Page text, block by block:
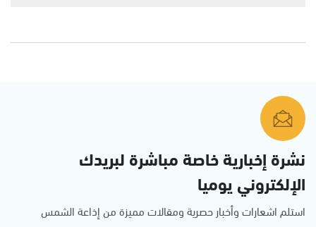
نشرة إخبارية خاصة مباشرة لبريدك
الإلكتروني يوميا
استلم اشعارات وأخبار حصرية ومقالات مميزة من إذاعة الشمس